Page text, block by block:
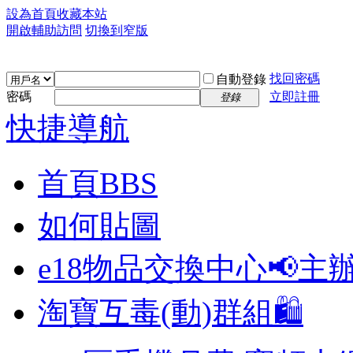
設為首頁收藏本站
開啟輔助訪問 切換到窄版
自動登錄 找回密碼
密碼
登錄 立即註冊
快捷導航
首頁BBS
如何貼圖
e18物品交換中心📢主
淘寶互毒(動)群組🛍️